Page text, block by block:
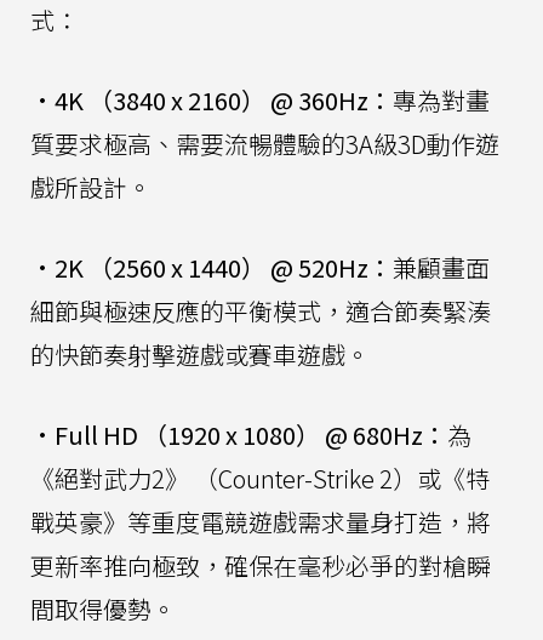
式：
• 4K （3840 x 2160） @ 360Hz： 專為對畫
質要求極高、需要流暢體驗的3A級3D動作遊
戲所設計。
• 2K （2560 x 1440） @ 520Hz： 兼顧畫面
細節與極速反應的平衡模式，適合節奏緊湊
的快節奏射擊遊戲或賽車遊戲。
• Full HD （1920 x 1080） @ 680Hz： 為
《絕對武力2》 （Counter-Strike 2）或《特
戰英豪》等重度電競遊戲需求量身打造，將
更新率推向極致，確保在毫秒必爭的對槍瞬
間取得優勢。